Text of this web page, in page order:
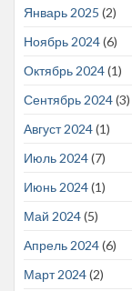
Январь 2025 (2)
Ноябрь 2024(6)
Октябрь 2024(1)
Сентябрь 2024(3)
Август 2024(1)
Июль 2024(7)
Июнь 2024(1)
Май 2024(5)
Апрель 2024(6)
Март 2024(2)